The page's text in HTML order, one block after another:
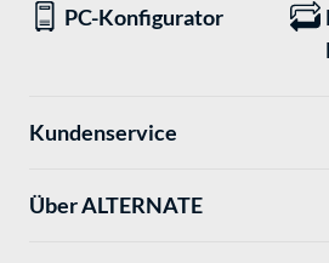
PC-Konfigurator
Kundenservice
Über ALTERNATE